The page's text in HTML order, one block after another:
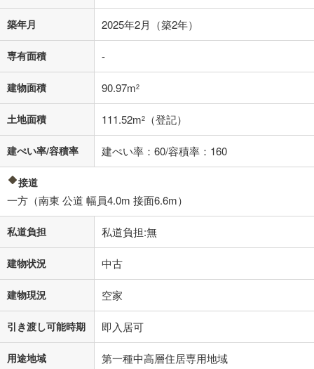
条件によってお借り入れができないことがあります。
不動産会社に購入相談をする 無料
築年月 2025年2月（築2年）
専有面積 -
建物面積 90.97m2
土地面積 111.52m2 （登記）
建ぺい率/容積率 建ぺい率：60/容積率：160
接道
一方（南東 公道 幅員4.0m 接面6.6m）
私道負担 私道負担:無
建物状況 中古
建物現況 空家
引き渡し可能時期 即入居可
用途地域 第一種中高層住居専用地域